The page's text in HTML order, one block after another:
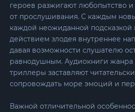
героев разжигают любопытство и
от прослушивания. С каждым
каждой неожиданной
действием злодея внутреннее
давая возможности слушателю
равнодушным. Аудиокниги жанра
триллеры заставляют
сопровождать море эмоций и
Важной отличительной